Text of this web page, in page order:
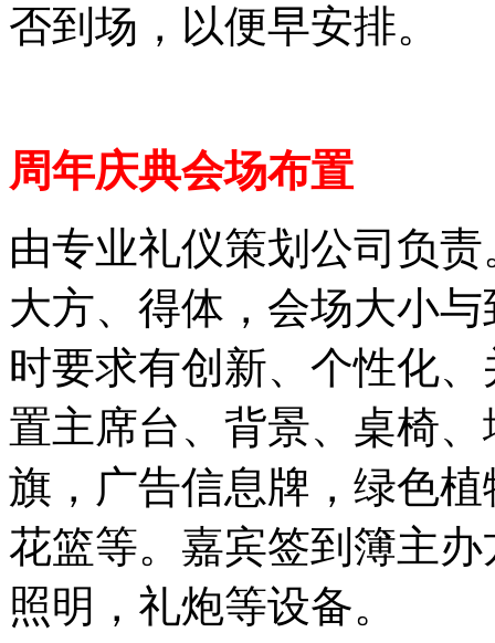
否到场，以便早安排。
周年庆典会场布置
由专业礼仪策划公司负
大方、得体，会场大小
时要求有创新、个性化
置主席台、背景、桌椅
旗，广告信息牌，绿色
花篮等。嘉宾签到簿主
照明，礼炮等设备。